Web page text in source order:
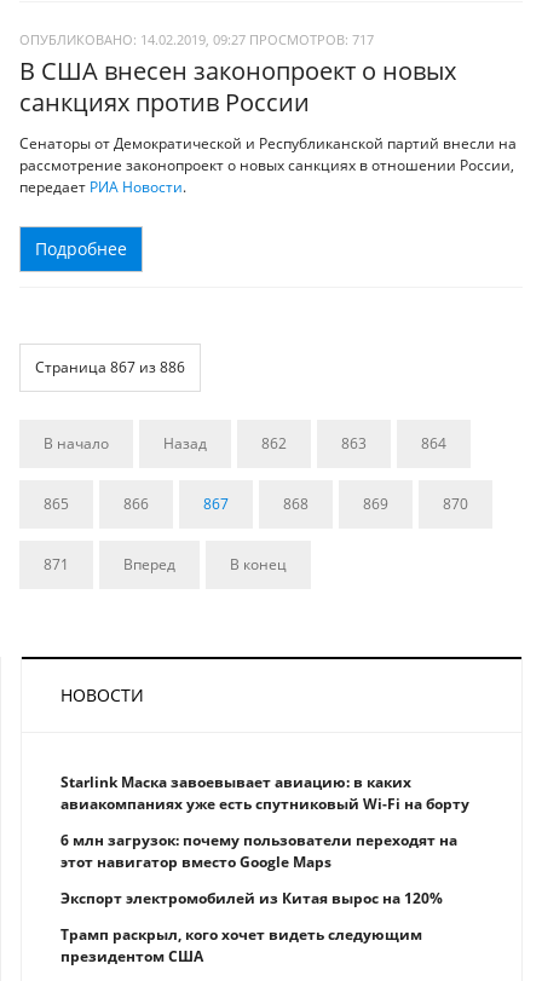
ОПУБЛИКОВАНО: 14.02.2019, 09:27 ПРОСМОТРОВ: 717
В США внесен законопроект о новых
санкциях против России
Сенаторы от Демократической и Республиканской партий внесли на
рассмотрение законопроект о новых санкциях в отношении России,
передает РИА Новости.
Подробнее
Страница 867 из 886
В начало Назад 862 863 864
865 866 867 868 869 870
871 Вперед В конец
НОВОСТИ
Starlink Маска завоевывает авиацию: в каких
авиакомпаниях уже есть спутниковый Wi-Fi на борту
6 млн загрузок: почему пользователи переходят на
этот навигатор вместо Google Maps
Экспорт электромобилей из Китая вырос на 120%
Трамп раскрыл, кого хочет видеть следующим
президентом США